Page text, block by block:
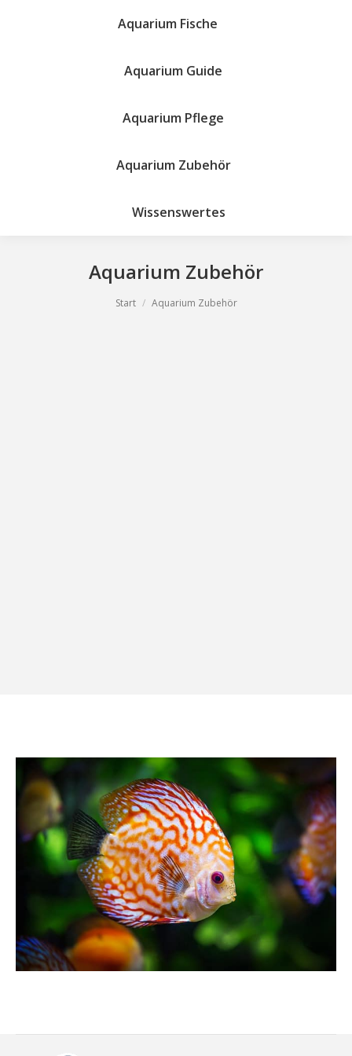
Aquarium Fische
Aquarium Guide
Aquarium Pflege
Aquarium Zubehör
Wissenswertes
Aquarium Zubehör
Sie befinden sich hier:Start Aquarium Zubehör